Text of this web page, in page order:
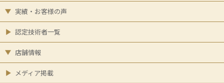
実績・お客様の声
認定技術者一覧
店舗情報
メディア掲載